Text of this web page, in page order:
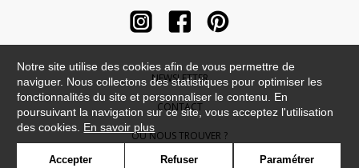
NEWSLETTER
CONTACT
OÙ NOUS TROUVER ?
CONTRACT
Notre site utilise des cookies afin de vous permettre de
naviguer. Nous collectons des statistiques pour optimiser les
fonctionnalités du site et personnaliser le contenu. En
poursuivant la navigation sur ce site, vous acceptez l'utilisation
des cookies. En savoir plus
Accepter Refuser Paramétrer